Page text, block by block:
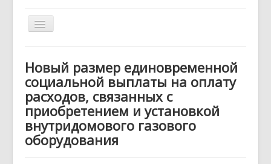
Включить/
выключить
Документы Меры социальной поддержки
Противодействие коррупции Запись на прием
Новый размер единовременной
социальной выплаты на оплату
расходов, связанных с
приобретением и установкой
внутридомового газового
оборудования